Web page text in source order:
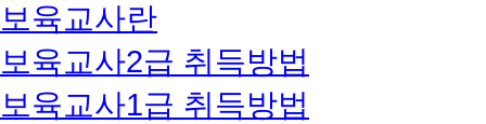
보육교사란
보육교사2급 취득방법
보육교사1급 취득방법